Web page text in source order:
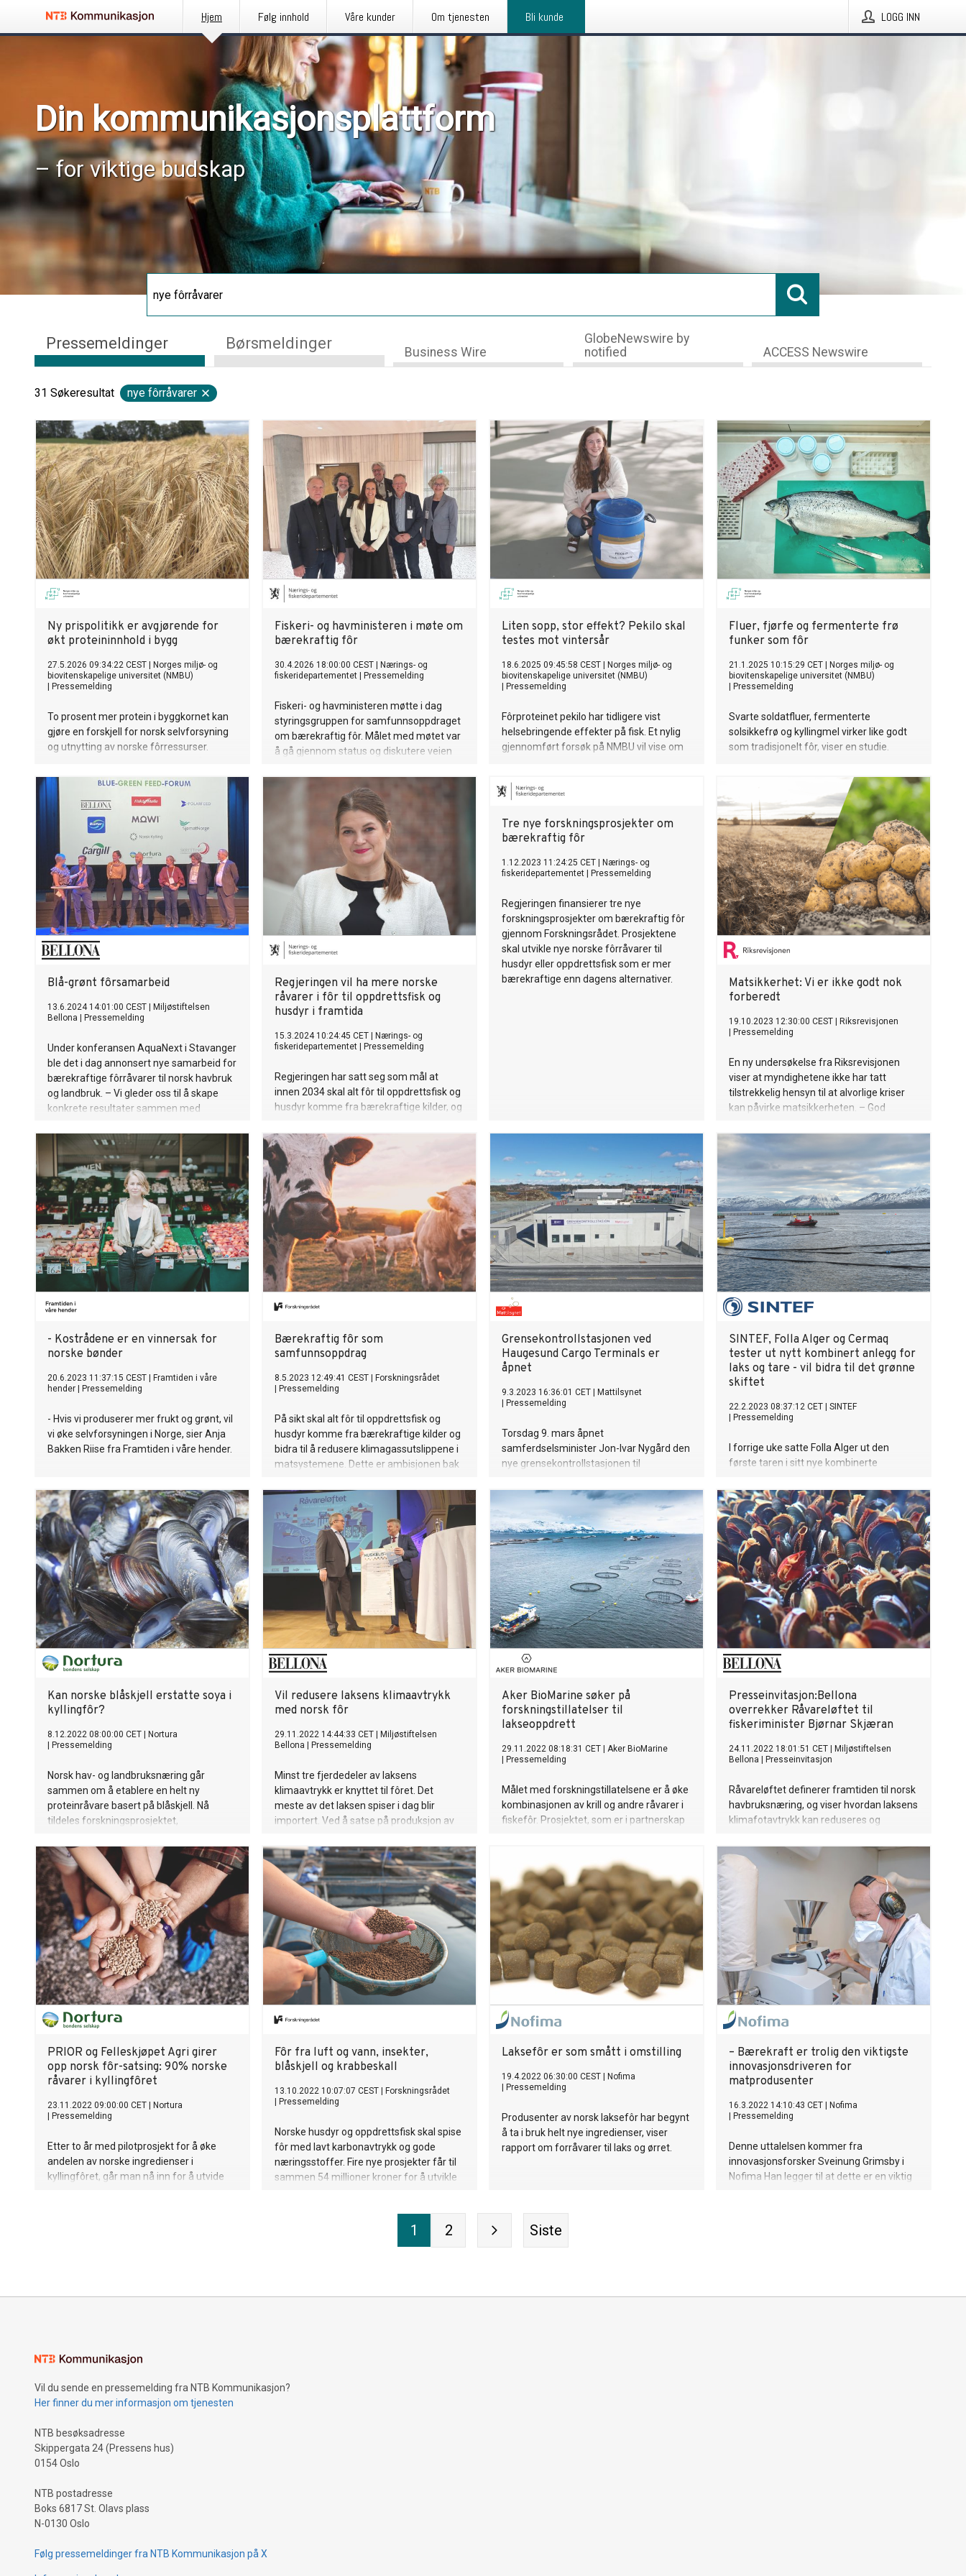
Hjem Følg innhold Våre kunder Om tjenesten Bli kunde LOGG INN
Din kommunikasjonsplattform
– for viktige budskap
Pressemeldinger Børsmeldinger Business Wire
GlobeNewswire by
notified
ACCESS Newswire
31 Søkeresultat nye fôrråvarer
Ny prispolitikk er avgjørende for
økt proteininnhold i bygg
27.5.2026 09:34:22 CEST
Norges miljø- og
biovitenskapelige universitet (NMBU)
Pressemelding
To prosent mer protein i byggkornet kan
gjøre en forskjell for norsk selvforsyning
og utnytting av norske fôrressurser.
proteininnholdet er der, men økonomien,
bonden og fôrbransjens vilje til endring er
avgjørende.
Fiskeri- og havministeren i møte om
bærekraftig fôr
30.4.2026 18:00:00 CEST
Nærings- og
fiskeridepartementet
Pressemelding
Fiskeri- og havministeren møtte i dag
styringsgruppen for samfunnsoppdraget
om bærekraftig fôr. Målet med møtet var
å gå gjennom status og diskutere veien
bærekraftige fôrråvarer til
havbruksnæringen.
Liten sopp, stor effekt? Pekilo skal
testes mot vintersår
18.6.2025 09:45:58 CEST
Norges miljø- og
biovitenskapelige universitet (NMBU)
Pressemelding
Fôrproteinet pekilo har tidligere vist
helsebringende effekter på fisk. Et nylig
gjennomført forsøk på NMBU vil vise om
motstandskraft mot vintersår.
Fluer, fjørfe og fermenterte frø
funker som fôr
21.1.2025 10:15:29 CET
Norges miljø- og
biovitenskapelige universitet (NMBU)
Pressemelding
Svarte soldatfluer, fermenterte
solsikkefrø og kyllingmel virker like godt
som tradisjonelt fôr, viser en studie.
Blå-grønt fôrsamarbeid
13.6.2024 14:01:00 CEST
Miljøstiftelsen
Bellona
Pressemelding
Under konferansen AquaNext i Stavanger
ble det i dag annonsert nye samarbeid for
bærekraftige fôrråvarer til norsk havbruk
og landbruk. – Vi gleder oss til å skape
konkrete resultater sammen med
Joakim Hauge, leder av Bellonas bio-
program.
Regjeringen vil ha mere norske
råvarer i fôr til oppdrettsfisk og
husdyr i framtida
15.3.2024 10:24:45 CET
Nærings- og
fiskeridepartementet
Pressemelding
Regjeringen har satt seg som mål at
innen 2034 skal alt fôr til oppdrettsfisk og
husdyr komme fra bærekraftige kilder, og
fôret som skal komme fra norske råvarer.
Tre nye forskningsprosjekter om
bærekraftig fôr
1.12.2023 11:24:25 CET
Nærings- og
fiskeridepartementet
Pressemelding
Regjeringen finansierer tre nye
forskningsprosjekter om bærekraftig fôr
gjennom Forskningsrådet. Prosjektene
skal utvikle nye norske fôrråvarer til
husdyr eller oppdrettsfisk som er mer
bærekraftige enn dagens alternativer.
Matsikkerhet: Vi er ikke godt nok
forberedt
19.10.2023 12:30:00 CEST
Riksrevisjonen
Pressemelding
En ny undersøkelse fra Riksrevisjonen
viser at myndighetene ikke har tatt
tilstrekkelig hensyn til at alvorlige kriser
kan påvirke matsikkerheten. – God
forberedt dersom uforutsette hendelser
mot matsikkerheten skulle oppstå. Vi er
ikke godt nok forberedt i dag, sier
riksrevisor Karl Eirik Schjøtt-Pedersen.
- Kostrådene er en vinnersak for
norske bønder
20.6.2023 11:37:15 CEST
Framtiden i våre
hender
Pressemelding
- Hvis vi produserer mer frukt og grønt, vil
vi øke selvforsyningen i Norge, sier Anja
Bakken Riise fra Framtiden i våre hender.
Bærekraftig fôr som
samfunnsoppdrag
8.5.2023 12:49:41 CEST
Forskningsrådet
Pressemelding
På sikt skal alt fôr til oppdrettsfisk og
husdyr komme fra bærekraftige kilder og
bidra til å redusere klimagassutslippene i
matsystemene. Dette er ambisjonen bak
samfunnsoppdrag ‒ som regjeringen
lanserte i sin langtidsplan for forskning og
høyere utdanning.
Grensekontrollstasjonen ved
Haugesund Cargo Terminals er
åpnet
9.3.2023 16:36:01 CET
Mattilsynet
Pressemelding
Torsdag 9. mars åpnet
samferdselsminister Jon-Ivar Nygård den
nye grensekontrollstasjonen til
vil gjøre det enklere, raskere og mer
effektivt å få godkjent import av
kontrollpliktige fôrvarer, matvarer og
vegetabiler på Vestlandet.
SINTEF, Folla Alger og Cermaq
tester ut nytt kombinert anlegg for
laks og tare - vil bidra til det grønne
skiftet
22.2.2023 08:37:12 CET
SINTEF
Pressemelding
I forrige uke satte Folla Alger ut den
første taren i sitt nye kombinerte
i Nordland.
Kan norske blåskjell erstatte soya i
kyllingfôr?
8.12.2022 08:00:00 CET
Nortura
Pressemelding
Norsk hav- og landbruksnæring går
sammen om å etablere en helt ny
proteinråvare basert på blåskjell. Nå
tildeles forskningsprosjektet,
kroner i støtte fra Norges Forskningsråd.
Kylling fra Prior blir de første som får
smake det nye, helnorske fôret.
Vil redusere laksens klimaavtrykk
med norsk fôr
29.11.2022 14:44:33 CET
Miljøstiftelsen
Bellona
Pressemelding
Minst tre fjerdedeler av laksens
klimaavtrykk er knyttet til fôret. Det
meste av det laksen spiser i dag blir
importert. Ved å satse på produksjon av
havbrukssektoren reduseres betraktelig.
Aker BioMarine søker på
forskningstillatelser til
lakseoppdrett
29.11.2022 08:18:31 CET
Aker BioMarine
Pressemelding
Målet med forskningstillatelsene er å øke
kombinasjonen av krill og andre råvarer i
fiskefôr. Prosjektet, som er i partnerskap
Presseinvitasjon:Bellona
overrekker Råvareløftet til
fiskeriminister Bjørnar Skjæran
24.11.2022 18:01:51 CET
Miljøstiftelsen
Bellona
Presseinvitasjon
Råvareløftet definerer framtiden til norsk
havbruksnæring, og viser hvordan laksens
klimafotavtrykk kan reduseres og
skapes.
PRIOR og Felleskjøpet Agri girer
opp norsk fôr-satsing: 90% norske
råvarer i kyllingfôret
23.11.2022 09:00:00 CET
Nortura
Pressemelding
Etter to år med pilotprosjekt for å øke
andelen av norske ingredienser i
kyllingfôret, går man nå inn for å utvide
Fôr fra luft og vann, insekter,
blåskjell og krabbeskall
13.10.2022 10:07:07 CEST
Forskningsrådet
Pressemelding
Norske husdyr og oppdrettsfisk skal spise
fôr med lavt karbonavtrykk og gode
næringsstoffer. Fire nye prosjekter får til
sammen 54 millioner kroner for å utvikle
Laksefôr er som smått i omstilling
19.4.2022 06:30:00 CEST
Nofima
Pressemelding
Produsenter av norsk laksefôr har begynt
å ta i bruk helt nye ingredienser, viser
rapport om forråvarer til laks og ørret.
– Bærekraft er trolig den viktigste
innovasjonsdriveren for
matprodusenter
16.3.2022 14:10:43 CET
Nofima
Pressemelding
Denne uttalelsen kommer fra
innovasjonsforsker Sveinung Grimsby i
Nofima Han legger til at dette er en viktig
1 2 Siste
Vil du sende en pressemelding fra NTB Kommunikasjon?
Her finner du mer informasjon om tjenesten
NTB besøksadresse
Skippergata 24 (Pressens hus)
0154 Oslo
NTB postadresse
Boks 6817 St. Olavs plass
N-0130 Oslo
Følg pressemeldinger fra NTB Kommunikasjon på X